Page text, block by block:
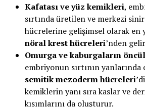
Kafatası ve yüz kemikleri,
sırtında üretilen ve merkezi
hücrelerine gelişimsel olarak en
nöral krest hücreleri’nden
Omurga ve kaburgaların
embriyonun sırtının yanlarında
semitik mezoderm hücreleri
kemiklerin yanı sıra kaslar ve
kısımlarını da oluşturur.